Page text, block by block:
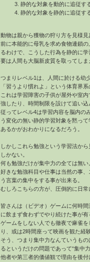
静的な対象を動的に追従す
静的な対象を静的に追従す
動物は親から獲物の狩り方を見様
前に本能的に母乳を求め食物連鎖
るわけで、こうした行為を静的に
要は人間も大脳新皮質を取ってし
つまりレベル1は、人間に於ける幼
「習うより慣れよ」という体育界系
これは学習障害の子供が屋外や室
強したり、時間制限を設けて追い
従ってレベル4は学習内容を脳内の
う変化の無い静的学習対象を黙っ
あるかがおわかりになるだろう。
しかしこれら勉強という学習法か
しかない。
何も勉強だけが集中力の全ては無い
好きな勉強科目や仕事は当然の事
う言葉の集中をする事が出来る。
むしろこちらの方が、圧倒的に日常
皆さんは（ビデオ）ゲームに何時
に飲まず食わずでやり続けた事が有
ゲームをしない人でも徹夜で麻雀
り、或は2時間座って映画を観た経
そう、つまり集中力なんていうも
るというだけの問題であって“集中
他者や第三者的価値観で理由を後